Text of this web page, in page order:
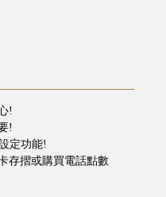
!
!
定功能!
存摺或購買電話點數